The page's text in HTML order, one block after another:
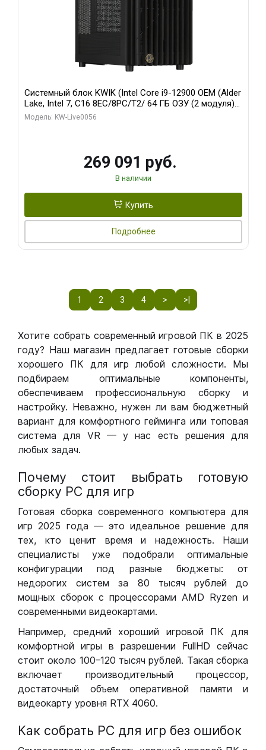
Системный блок KWIK (Intel Core i9-12900 OEM (Alder
Lake, Intel 7, C16 8EC/8PC/T2/ 64 ГБ ОЗУ (2 модуля)/
Palit RTX5080 INFINITY 3 OC 16GB GDDR7 256bit 3xDP
Модель: KW-Live0056
269 091 руб.
В наличии
Купить
Подробнее
1 2 3 4 > >|
Хотите собрать современный игровой ПК в 2025
году? Наш магазин предлагает готовые сборки
хорошего ПК для игр любой сложности. Мы
подбираем оптимальные компоненты,
обеспечиваем профессиональную сборку и
настройку. Неважно, нужен ли вам бюджетный
вариант для комфортного гейминга или топовая
система для VR — у нас есть решения для
любых задач.
Почему стоит выбрать готовую
сборку РС для игр
Готовая сборка современного компьютера для
игр 2025 года — это идеальное решение для
тех, кто ценит время и надежность. Наши
специалисты уже подобрали оптимальные
конфигурации под разные бюджеты: от
недорогих систем за 80 тысяч рублей до
мощных сборок с процессорами AMD Ryzen и
современными видеокартами.
Например, средний хороший игровой ПК для
комфортной игры в разрешении FullHD сейчас
стоит около 100–120 тысяч рублей. Такая сборка
включает производительный процессор,
достаточный объем оперативной памяти и
видеокарту уровня RTX 4060.
Как собрать РС для игр без ошибок